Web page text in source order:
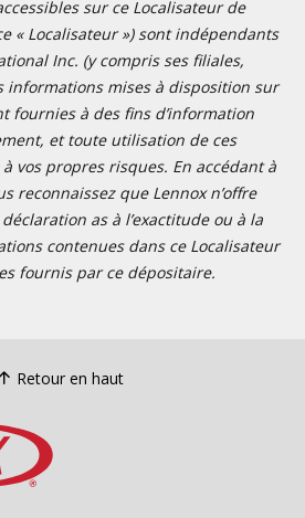
sur ce Localisateur de
« Localisateur ») sont indépendants
Inc. (y compris ses filiales,
informations mises à disposition sur
fournies à des fins d’information
et toute utilisation de ces
vos propres risques. En accédant à
reconnaissez que Lennox n’offre
as à l’exactitude ou à la
contenues dans ce Localisateur
fournis par ce dépositaire.
Retour en haut